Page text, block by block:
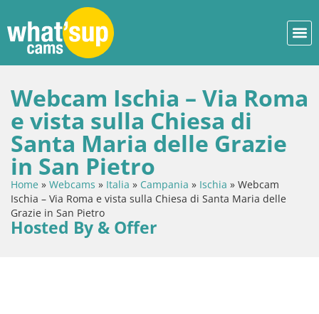
Webcam Ischia – Via Roma
e vista sulla Chiesa di
Santa Maria delle Grazie
in San Pietro
Home » Webcams » Italia » Campania » Ischia » Webcam
Ischia – Via Roma e vista sulla Chiesa di Santa Maria delle
Grazie in San Pietro
Hosted By & Offer